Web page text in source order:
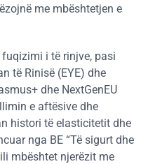
me mbështetjen e
i të rinjve, pasi
të Rinisë (EYE) dhe
dhe NextGenEU
e aftësive dhe
histori të elasticitetit dhe
nga BE “Të sigurt dhe
mbështet njerëzit me